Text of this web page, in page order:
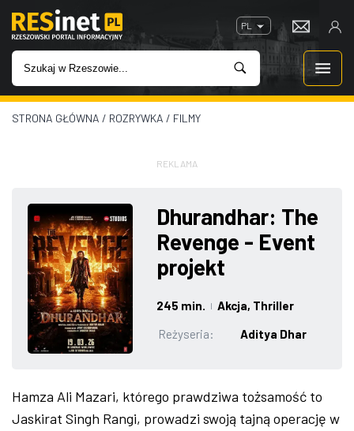
PL
WIADOMOŚCI
IMPREZY
ROZRYWKA
W KINACH
GASTRONOMIA
W RZESZOWIE
STRONA GŁÓWNA / ROZRYWKA / FILMY
REKLAMA
Dhurandhar: The
Revenge - Event
projekt
245 min. | Akcja, Thriller
Reżyseria:
Aditya Dhar
Hamza Ali Mazari, którego prawdziwa tożsamość to
Jaskirat Singh Rangi, prowadzi swoją tajną operację w